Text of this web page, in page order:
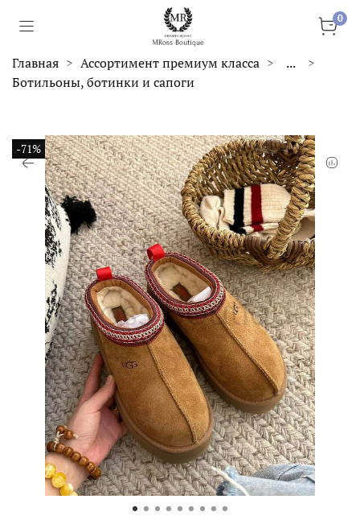
0
Главная Ассортимент премиум класса
...
Ботильоны, ботинки и сапоги
-71%